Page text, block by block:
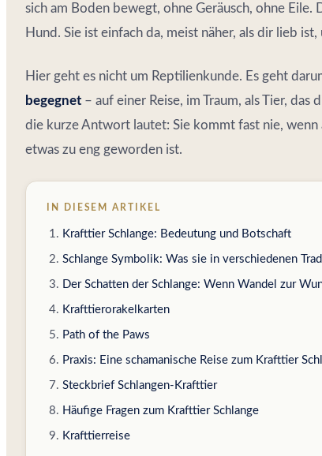
sich am Boden bewegt, ohne Geräusch, ohne
Hund. Sie ist einfach da, meist näher, als dir lieb
Hier geht es nicht um Reptilienkunde. Es geht
begegnet – auf einer Reise, im Traum, als Tier,
die kurze Antwort lautet: Sie kommt fast nie,
etwas zu eng geworden ist.
IN DIESEM ARTIKEL
Krafttier Schlange: Bedeutung und Botschaft
Schlange Symbolik: Was sie in verschiedenen
Der Schatten der Schlange: Wenn Wandel zur
Krafttierorakelkarten
Path of the Paws
Praxis: Eine schamanische Reise zum Krafttier
Steckbrief Schlangen-Krafttier
Häufige Fragen zum Krafttier Schlange
Krafttierreise